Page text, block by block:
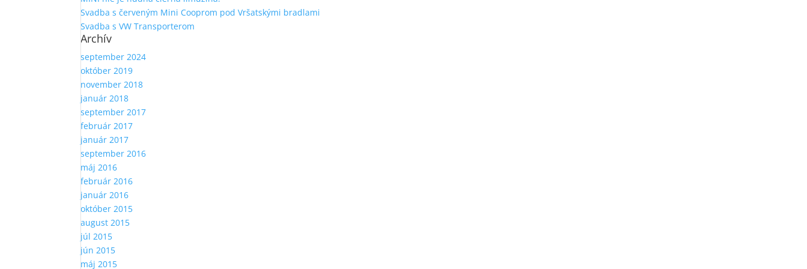
Svadba s červeným Mini Cooprom pod Vršatskými bradlami
Svadba s VW Transporterom
Archív
september 2024
október 2019
november 2018
január 2018
september 2017
február 2017
január 2017
september 2016
máj 2016
február 2016
január 2016
október 2015
august 2015
júl 2015
jún 2015
máj 2015